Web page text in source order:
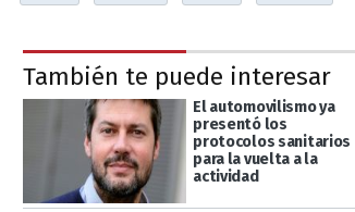
También te puede interesar
El automovilismo ya
presentó los
protocolos sanitarios
para la vuelta a la
actividad